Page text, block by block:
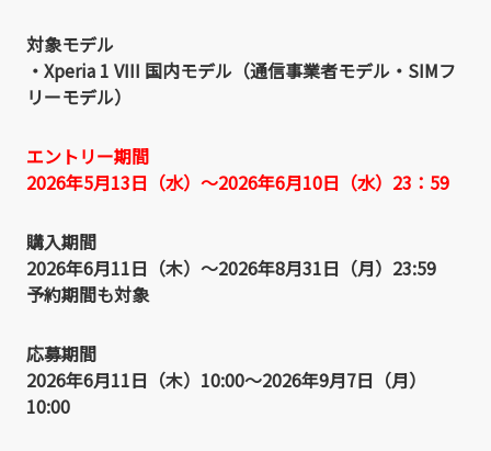
対象モデル
・Xperia 1 VIII 国内モデル（通信事業者モデル・SIMフ
リーモデル）
エントリー期間
2026年5月13日（水）～2026年6月10日（水）23：59
購入期間
2026年6月11日（木）～2026年8月31日（月）23:59
予約期間も対象
応募期間
2026年6月11日（木）10:00～2026年9月7日（月）
10:00